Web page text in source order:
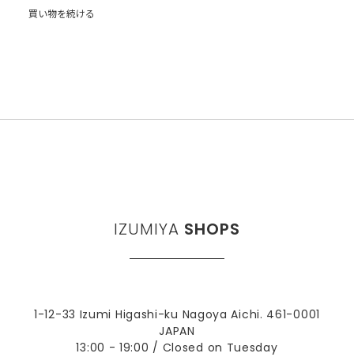
買い物を続ける
IZUMIYA SHOPS
1-12-33 Izumi Higashi-ku Nagoya Aichi. 461-0001
JAPAN
13:00 - 19:00 / Closed on Tuesday